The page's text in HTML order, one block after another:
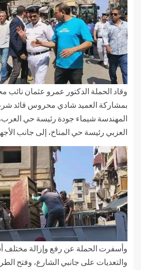
وقاد الحملة الدكتور عمرو عثمان نائب
بمشاركة العميد شادي محروس قائد
المهندسة شيماء جودة رئيسة حي
العزبي رئيسة حي المناخ، إلى جانب
وأسفرت الحملة عن رفع وإزالة مختلف
والتعديات على جانبي الشارع، وفتح